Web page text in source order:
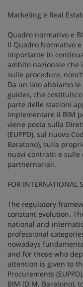
Marketing e Real
Quadro normativo e
Il Quadro Normativo
importante in
ambito nazionale che
sulle procedure,
Da un lato abbiamo
guides, che
parte delle stazioni
implementare il BIM
viene posta sulla
(EUPPD), sul nuovo
Baratono), sulla
nuovi contratti e sulle
partnernariali.
FOR INTERNATIONAL
The regulatory
constant evolution.
national and
professional
nowadays
and for those who
attention is given to
Procurements
BIM (D.M. Baratono),